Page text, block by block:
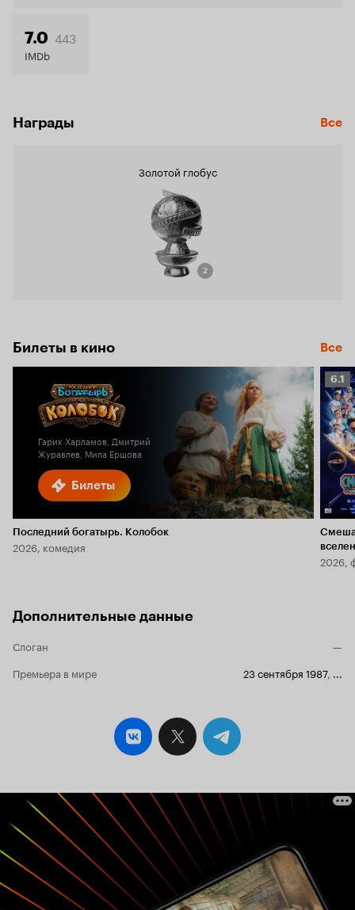
7.0 443
IMDb
Награды Все
Золотой глобус
2
Билеты в кино Все
Билеты
Гарик Харламов, Дмитрий
Журавлев, Мила Ершова
Последний богатырь. Колобок
2026, комедия
6.1
6.1
2026,
Дополнительные данные
Слоган
—
Премьера в мире
23 сентября 1987, ...